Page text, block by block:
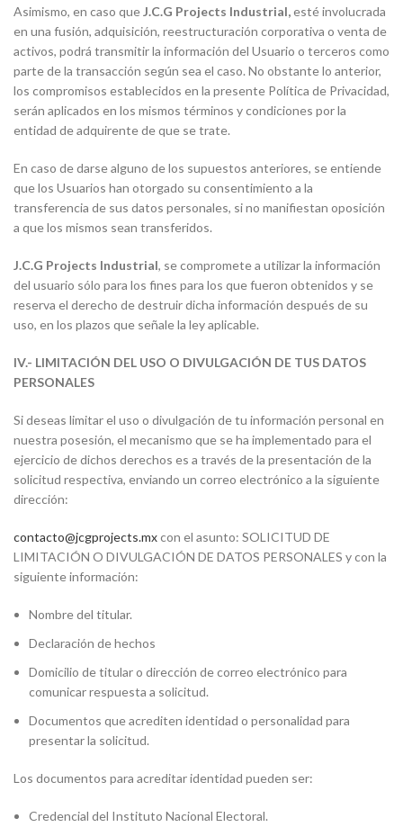
Asimismo, en caso queJ.C.G Projects Industrial,esté involucrada
en una fusión, adquisición, reestructuración corporativa o venta de
activos, podrá transmitir la información del Usuario o terceros como
parte de la transacción según sea el caso. No obstante lo anterior,
los compromisos establecidos en la presente Política de Privacidad,
serán aplicados en los mismos términos y condiciones por la
entidad de adquirente de que se trate.
En caso de darse alguno de los supuestos anteriores, se entiende
que los Usuarios han otorgado su consentimiento a la
transferencia de sus datos personales, si no manifiestan oposición
a que los mismos sean transferidos.
J.C.G Projects Industrial, se compromete a utilizar la información
del usuario sólo para los fines para los que fueron obtenidos y se
reserva el derecho de destruir dicha información después de su
uso, en los plazos que señale la ley aplicable.
IV.- LIMITACIÓN DEL USO O DIVULGACIÓN DE TUS DATOS
PERSONALES
Si deseas limitar el uso o divulgación de tu información personal en
nuestra posesión, el mecanismo que se ha implementado para el
ejercicio de dichos derechos es a través de la presentación de la
solicitud respectiva, enviando un correo electrónico a la siguiente
dirección:
contacto@jcgprojects.mxcon el asunto: SOLICITUD DE
LIMITACIÓN O DIVULGACIÓN DE DATOS PERSONALES y con la
siguiente información:
Nombre del titular.
Declaración de hechos
Domicilio de titular o dirección de correo electrónico para
comunicar respuesta a solicitud.
Documentos que acrediten identidad o personalidad para
presentar la solicitud.
Los documentos para acreditar identidad pueden ser:
Credencial del Instituto Nacional Electoral.